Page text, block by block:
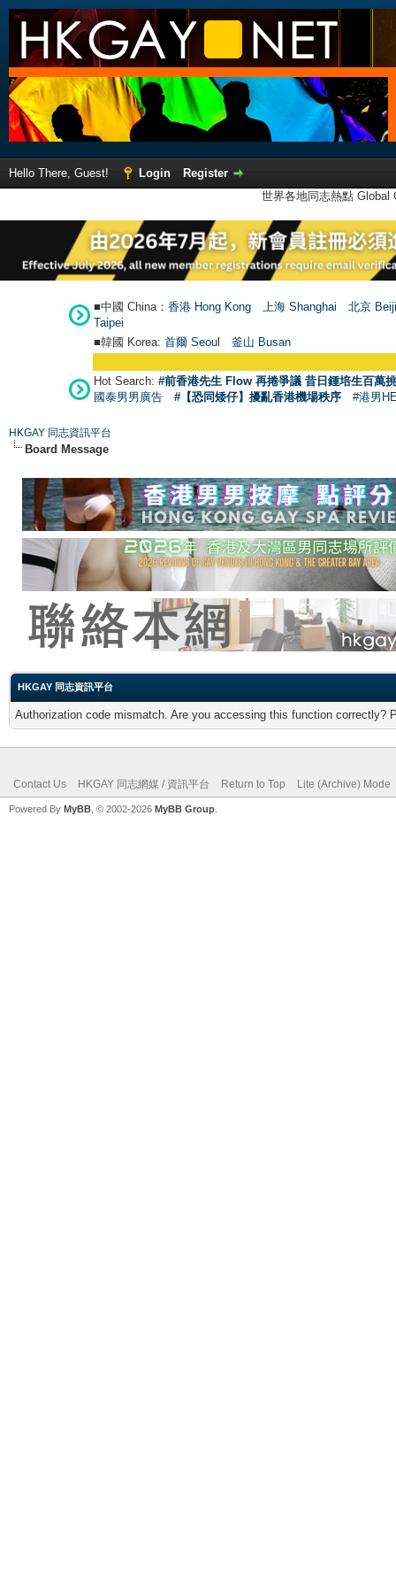
Hello There, Guest! Login
Register
世界各地同志熱點
■中國 China： 香港 Hong Kong 上海 Shanghai
北京
Taipei
■韓國 Korea: 首爾 Seoul 釜山 Busan
Hot Search: #前香港先生 Flow 再捲爭議 昔日鍾培生百萬
國泰男男廣告
#【恐同矮仔】擾亂香港機場秩序 #港男
HKGAY 同志資訊平台
Board Message
HKGAY 同志資訊平台
Authorization code mismatch. Are you accessing this function correctly?
Contact Us HKGAY 同志網媒 / 資訊平台 Return to Top Lite (Archive) Mode
Powered By MyBB , © 2002-2026 MyBB Group